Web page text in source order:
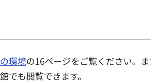
環境の16ページをご覧ください。
でも閲覧できます。